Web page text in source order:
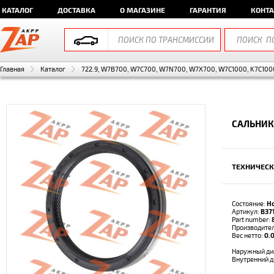
КАТАЛОГ ДОСТАВКА О МАГАЗИНЕ ГАРАНТИЯ
Главная Каталог 722.9, W7B700, W7C700, W7N700, W7X700, W7C1000,
САЛЬНИК
Состояние:
Артикул:
Part number:
Вес нетто:
Наружный
Внутренний